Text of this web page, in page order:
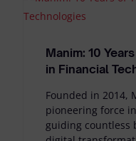
Manim: 10
in Financial
Founded in 2014,
pioneering force
guiding countless